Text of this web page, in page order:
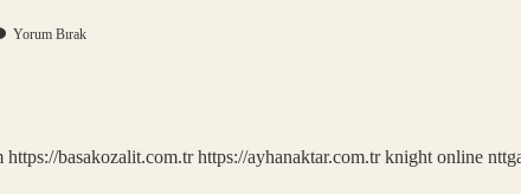
Yorum Bırak
https://basakozalit.com.tr https://ayhanaktar.com.tr knight online